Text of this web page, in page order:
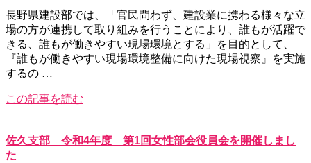
長野県建設部では、「官民問わず、建設業に携わる様々な立
場の方が連携して取り組みを行うことにより、誰もが活躍で
きる、誰もが働きやすい現場環境とする」を目的として、
『誰もが働きやすい現場環境整備に向けた現場視察』を実施
するの …
この記事を読む
佐久支部 令和4年度 第1回女性部会役員会を開催しまし
た